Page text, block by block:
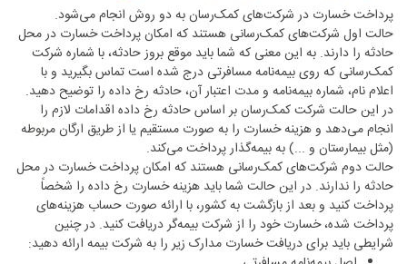
پرداخت خسارت در شرکت‌های کمک‌رسان به دو روش انجام می‌شود.
حالت اول شرکت‌های کمک‌رسانی هستند که امکان پرداخت خسارت در محل
حادثه را دارند. به این معنی که شما باید موقع بروز حادثه، با شماره شرکت
کمک‌رسانی که روی بیمه‌نامه مسافرتی درج شده است تماس بگیرید و با
اعلام نام، شماره بیمه‌نامه و مدت اعتبار آن، حادثه رخ داده را توضیح دهید.
در این حالت شرکت کمک‌رسان بر اساس حادثه رخ داده اقدامات لازم را
انجام می‌دهد و هزینه خسارت را به صورت مستقیم یا از طریق ارگان مربوطه
(مثل بیمارستان و ...) به بیمه‌گذار پرداخت می‌کند.
حالت دوم شرکت‌های کمک‌رسانی هستند که امکان پرداخت خسارت در محل
حادثه را ندارند. در این حالت شما باید هزینه خسارت رخ داده را شخصاً
پرداخت کنید و بعد از بازگشت به کشور، با ارائه صورت حساب هزینه‌های
پرداخت شده، خسارت خود را از شرکت بیمه‌گر دریافت کنید. در چنین
شرایطی باید برای دریافت خسارت مدارک زیر را به شرکت بیمه ارائه دهید: